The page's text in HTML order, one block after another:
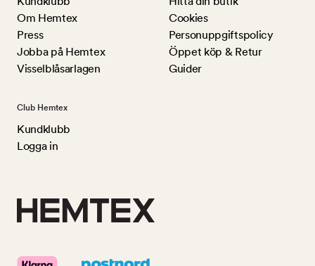
Om Hemtex
Press
Jobba på Hemtex
Visselblåsarlagen
Cookies
Personuppgiftspolicy
Öppet köp & Retur
Guider
Club Hemtex
Kundklubb
Logga in